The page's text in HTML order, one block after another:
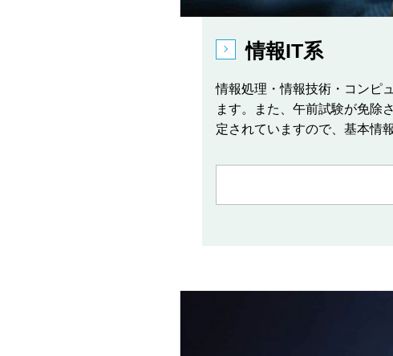
情報IT系
情報処理・情報技術・コンピ
ます。また、午前試験が免除
定されていますので、基本情